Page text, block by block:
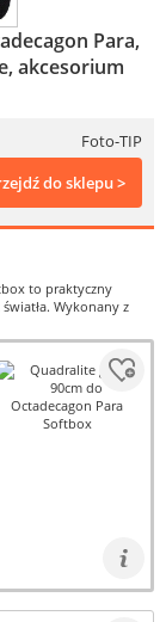
Para,
akcesorium
Foto-TIP
do sklepu >
to praktyczny
Wykonany z